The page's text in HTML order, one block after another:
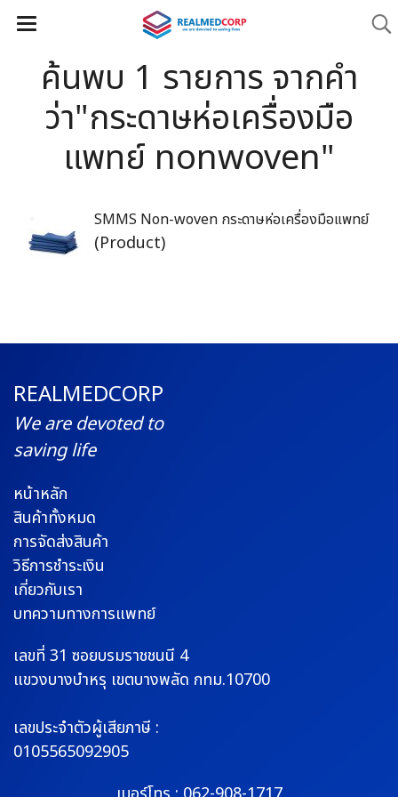
ค้นพบ 1 รายการ จากคำ
ว่า"กระดาษห่อเครื่องมือ
แพทย์ nonwoven"
SMMS Non-woven กระดาษห่อเครื่องมือแพทย์
(Product)
REALMEDCORP
We are devoted to
saving life
หน้าหลัก
สินค้าทั้งหมด
การจัดส่งสินค้า
วิธีการชำระเงิน
เกี่ยวกับเรา
บทความทางการแพทย์
เลขที่ 31 ซอยบรมราชชนนี 4
แขวงบางบำหรุ เขตบางพลัด กทม.10700
เลขประจำตัวผู้เสียภาษี :
0105565092905